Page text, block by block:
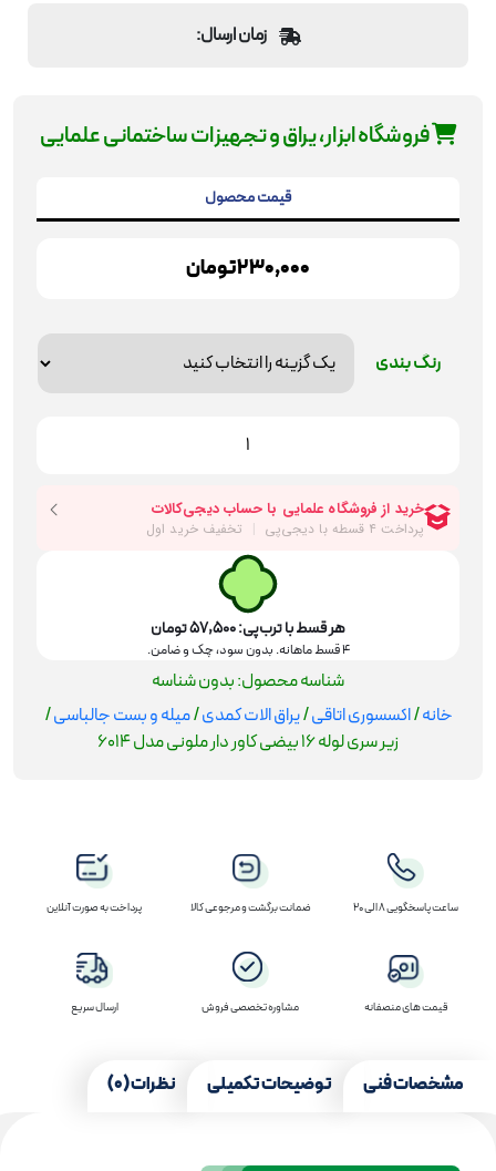
زمان ارسال:
فروشگاه ابزار، یراق و تجهیزات ساختمانی علمایی
قیمت محصول
230,000 تومان
رنگ بندی
بیضی
هر قسط با ترب‌پی:57,500تومان
۴ قسط ماهانه. بدون سود، چک و ضامن.
شناسه محصول:بدون شناسه
خانه/اکسسوری اتاقی/یراق الات کمدی/میله و بست جالباسی/
زیر سری لوله 16 بیضی کاور دار ملونی مدل 6014
ساعت پاسخگویی 8 الی 20 ضمانت برگشت و مرجوعی کالا پرداخت به صورت آنلاین
قیمت های منصفانه مشاوره تخصصی فروش ارسال سریع
مشخصات فنی توضیحات تکمیلی نظرات (0)